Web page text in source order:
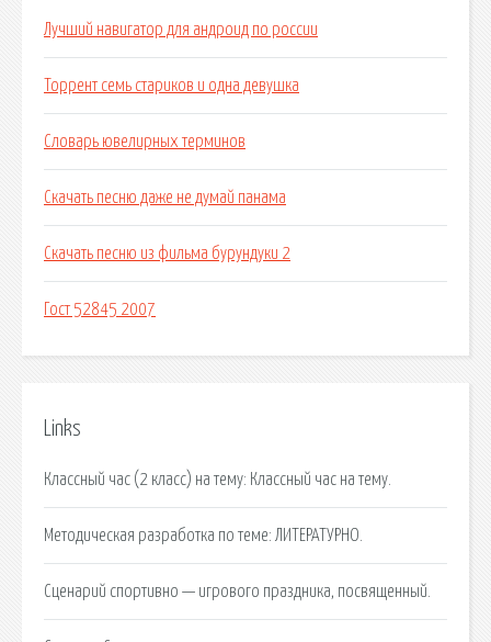
Лучший навигатор для андроид по россии
Торрент семь стариков и одна девушка
Словарь ювелирных терминов
Скачать песню даже не думай панама
Скачать песню из фильма бурундуки 2
Гост 52845 2007
Links
Классный час (2 класс) на тему: Классный час на тему.
Методическая разработка по теме: ЛИТЕРАТУРНО.
Сценарий спортивно — игрового праздника, посвященный.